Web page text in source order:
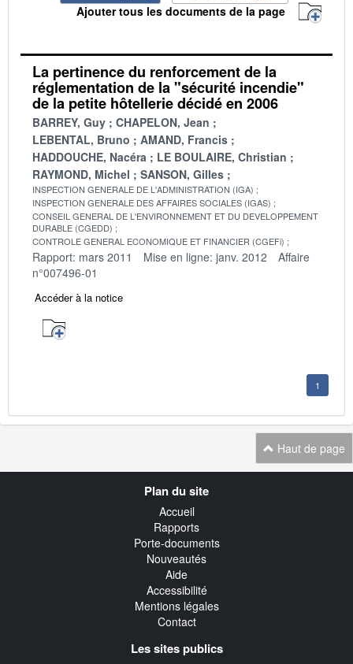
Ajouter tous les documents de la page
La pertinence du renforcement de la
réglementation de la "sécurité incendie"
de la petite hôtellerie décidé en 2006
BARREY, Guy
CHAPELON, Jean
LEBENTAL, Bruno
AMAND, Francis
HADDOUCHE, Nacéra
LE BOULAIRE, Christian
RAYMOND, Michel
SANSON, Gilles
INSPECTION GENERALE DE L'ADMINISTRATION (IGA)
INSPECTION GENERALE DES AFFAIRES SOCIALES (IGAS)
CONSEIL GENERAL DE L'ENVIRONNEMENT ET DU DEVELOPPEMENT
DURABLE (CGEDD)
CONTROLE GENERAL ECONOMIQUE ET FINANCIER (CGEFi)
Rapport: mars 2011 Mise en ligne: janv. 2012
Affaire
n°007496-01
Accéder à la notice
1
Haut de page
Plan du site
Accueil
Rapports
Porte-documents
Nouveautés
Aide
Accessibilité
Mentions légales
Contact
Les sites publics